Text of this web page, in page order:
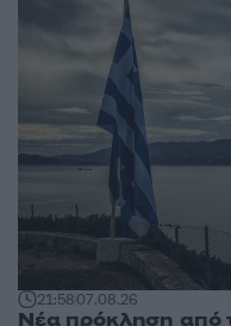
21:5807.08.26
Νέα πρόκληση από